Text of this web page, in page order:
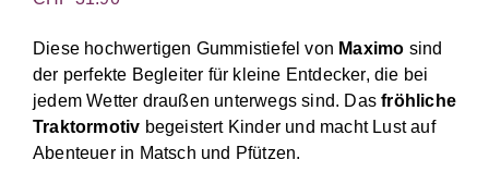
Diese hochwertigen Gummistiefel von Maximo sind
der perfekte Begleiter für kleine Entdecker, die bei
jedem Wetter draußen unterwegs sind. Dasfröhliche
Traktormotiv begeistert Kinder und macht Lust auf
Abenteuer in Matsch und Pfützen.